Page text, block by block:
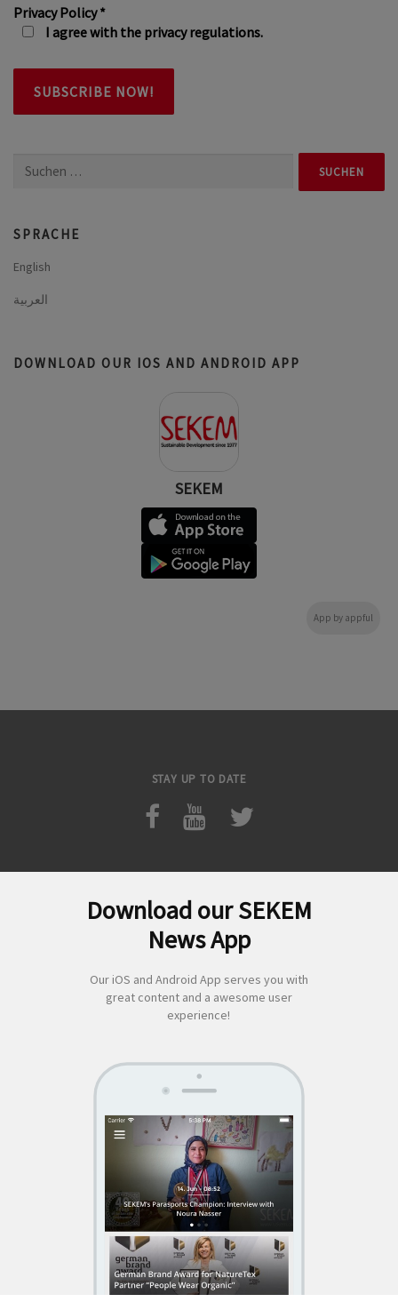
Privacy Policy*
I agree with the privacy regulations.
Suchen
SPRACHE
English
العربية
DOWNLOAD OUR IOS AND ANDROID APP
SEKEM
App by appful
STAY UP TO DATE
About Us|Economy|Societal Life| Cultural Life
News|Media|Contact Us|Legal|Privacy
Download our SEKEM
News App
Our iOS and Android App serves you with
great content and a awesome user
experience!